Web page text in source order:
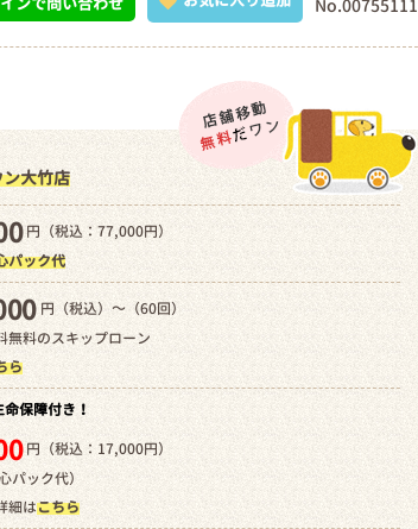
No.00755111
大竹店
円（税込：77,000円）
パック代
円（税込）～（60回）
無料のスキップローン
ら
保障付き！
円（税込：17,000円）
パック代）
細はこちら